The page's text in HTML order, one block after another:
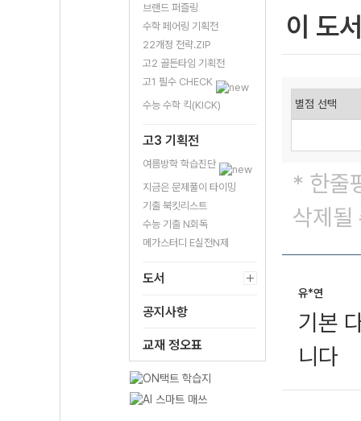
브랜드 퍼즐링
수학 페어링 기획전
22개정 전략.ZIP
고2 골든타임 기획전
고1 필수 CHECK
수능 수학 킥(KICK)
고3 기획전
여름방학 학습진단
지금은 문제풀이 타이밍
기출 북킷리스트
수능 기출 N회독
메가스터디 E실전N제
도서
공지사항
교재 정오표
이 도
* 한줄
삭제될
유*연
기본
니다